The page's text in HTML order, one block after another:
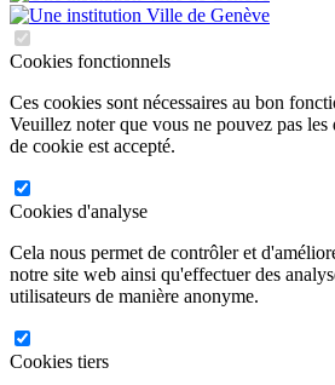
Cookies fonctionnels
Ces cookies sont nécessaires au bon
Veuillez noter que vous ne pouvez pas
de cookie est accepté.
Cookies d'analyse
Cela nous permet de contrôler et
notre site web ainsi qu'effectuer des
utilisateurs de manière anonyme.
Cookies tiers